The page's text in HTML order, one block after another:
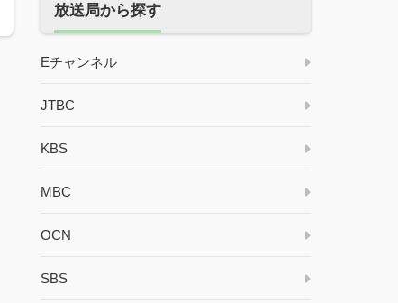
放送局から探す
Eチャンネル
JTBC
KBS
MBC
OCN
SBS